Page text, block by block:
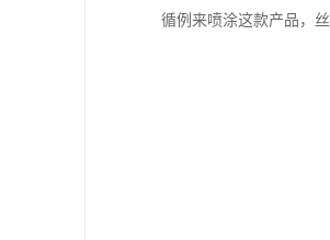
循例来喷涂这款产品，丝